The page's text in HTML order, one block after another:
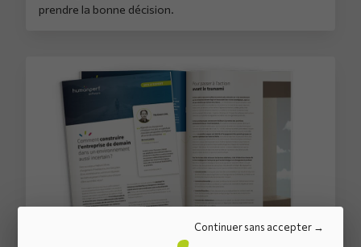
Continuer sans accepter
prendre la bonne décision.